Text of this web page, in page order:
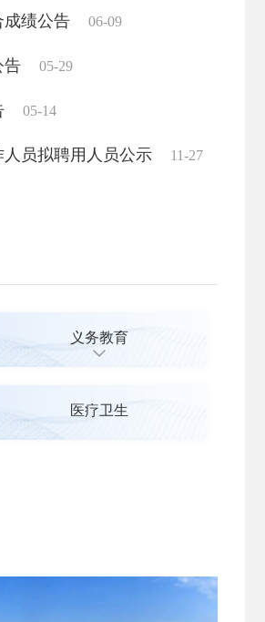
成绩公告 06-09
告 05-29
05-14
员拟聘用人员公示 11-27
义务教育
医疗卫生